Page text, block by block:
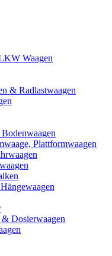
Waagen
& Radlastwaagen
Plattformwaagen
Dosierwaagen